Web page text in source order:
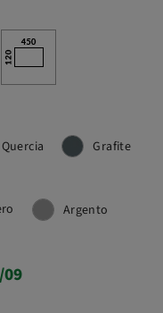
Quercia Grafite
Argento